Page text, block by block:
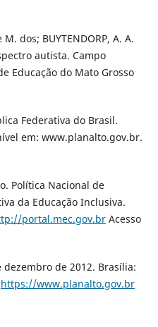
M. dos; BUYTENDORP, A. A.
autista. Campo
Educação do Mato Grosso
Federativa do Brasil.
em: www.planalto.gov.br.
Política Nacional de
da Educação Inclusiva.
portal.mec.gov.brAcesso
dezembro de 2012. Brasília:
https://www.planalto.gov.br